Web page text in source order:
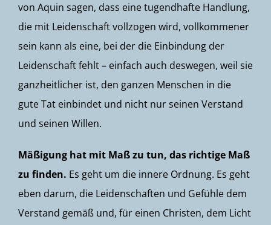
von Aquin sagen, dass eine tugendhafte Handlung,
die mit Leidenschaft vollzogen wird, vollkommener
sein kann als eine, bei der die Einbindung der
Leidenschaft fehlt – einfach auch deswegen, weil sie
ganzheitlicher ist, den ganzen Menschen in die
gute Tat einbindet und nicht nur seinen Verstand
und seinen Willen.
Mäßigung hat mit Maß zu tun, das richtige Maß
zu finden. Es geht um die innere Ordnung. Es geht
eben darum, die Leidenschaften und Gefühle dem
Verstand gemäß und, für einen Christen, dem Licht